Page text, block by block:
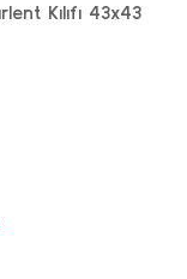
Kılıfı 43x43